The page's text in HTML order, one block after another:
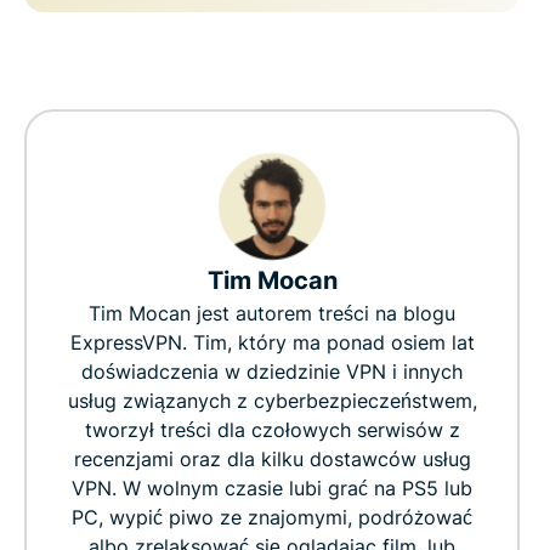
Tim Mocan
Tim Mocan jest autorem treści na blogu
ExpressVPN. Tim, który ma ponad osiem lat
doświadczenia w dziedzinie VPN i innych
usług związanych z cyberbezpieczeństwem,
tworzył treści dla czołowych serwisów z
recenzjami oraz dla kilku dostawców usług
VPN. W wolnym czasie lubi grać na PS5 lub
PC, wypić piwo ze znajomymi, podróżować